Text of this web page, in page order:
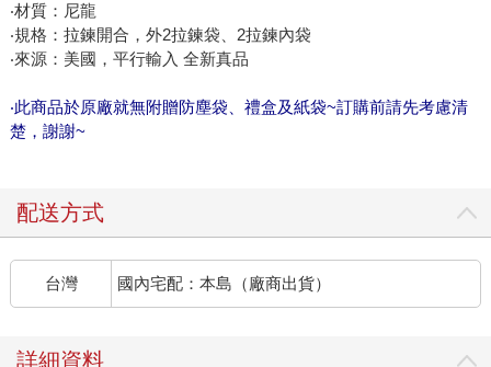
‧材質：尼龍
‧規格：拉鍊開合，外2拉鍊袋、2拉鍊內袋
‧來源：美國，平行輸入 全新真品
‧此商品於原廠就無附贈防塵袋、禮盒及紙袋~訂購前請先考慮清
楚，謝謝~
配送方式
台灣 國內宅配：本島（廠商出貨）
詳細資料